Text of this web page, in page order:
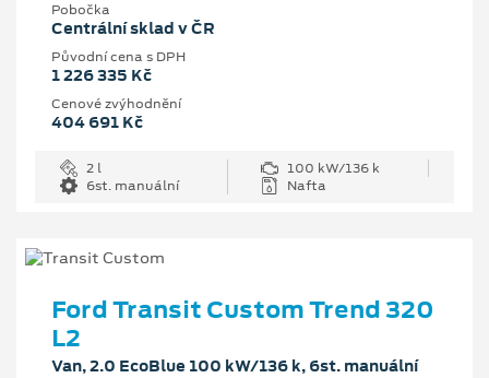
Pobočka
Centrální sklad v ČR
Původní cena s DPH
1 226 335 Kč
Cenové zvýhodnění
404 691 Kč
2 l
100 kW/136 k
6st. manuální
Nafta
Ford Transit Custom Trend 320
L2
Van, 2.0 EcoBlue 100 kW/136 k, 6st. manuální